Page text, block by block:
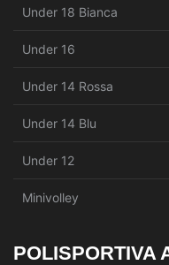
Under 18 Bianca
Under 16
Under 14 Rossa
Under 14 Blu
Under 12
Minivolley
POLISPORTIVA